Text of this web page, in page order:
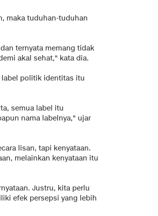
maka tuduhan-tuduhan
ternyata memang tidak
akal sehat," kata dia.
label politik identitas itu
semua label itu
nama labelnya," ujar
lisan, tapi kenyataan.
melainkan kenyataan itu
Justru, kita perlu
efek persepsi yang lebih